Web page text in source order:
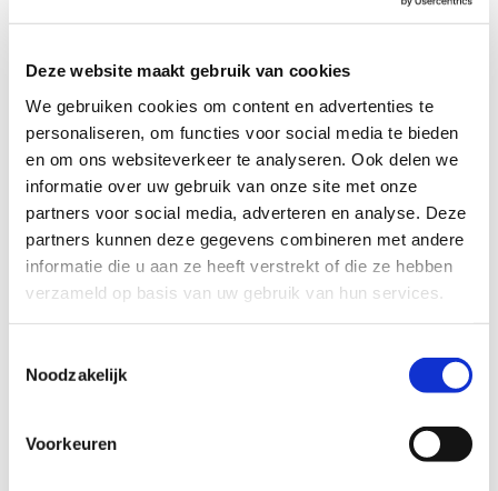
Deze website maakt gebruik van cookies
We gebruiken cookies om content en advertenties te
personaliseren, om functies voor social media te bieden
en om ons websiteverkeer te analyseren. Ook delen we
informatie over uw gebruik van onze site met onze
partners voor social media, adverteren en analyse. Deze
partners kunnen deze gegevens combineren met andere
informatie die u aan ze heeft verstrekt of die ze hebben
verzameld op basis van uw gebruik van hun services.
Noodzakelijk
Voorkeuren
waar deze jongen op dinsdag en
donderdag na schooltijd mag meedraaien
in het gezinsleven.
Omdat de jongen enig kind is, lijkt het
hem heel gezellig om naar een gezin te
gaan, waar ook andere kinderen zijn. De
leeftijd van de kinderen maakt niet uit. De
jongen maakt gemakkelijk contact met
kinderen van allerlei leeftijden. Het lijkt
hem ook erg leuk om ‘grote broer’ te zijn.
Het zou fijn zijn als hij in de vakanties de